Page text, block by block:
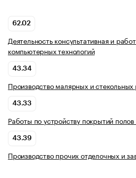
62.02
Деятельность консультативная и
компьютерных технологий
43.34
Производство малярных и стекольных
43.33
Работы по устройству покрытий
43.39
Производство прочих отделочных и